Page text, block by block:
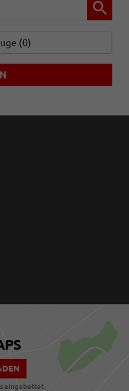
(0)
eingebettet.